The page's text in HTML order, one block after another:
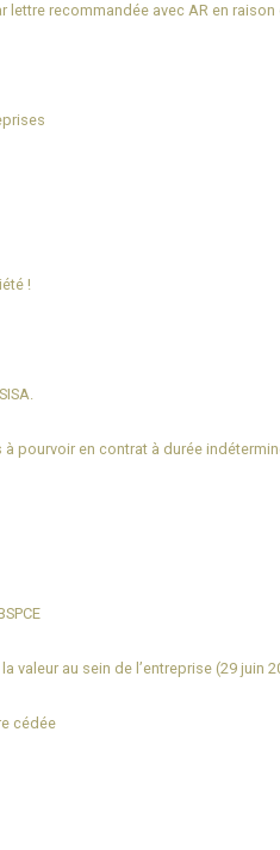
recommandée avec AR en raison
!
pourvoir en contrat à durée
au sein de l’entreprise (29 juin
cédée